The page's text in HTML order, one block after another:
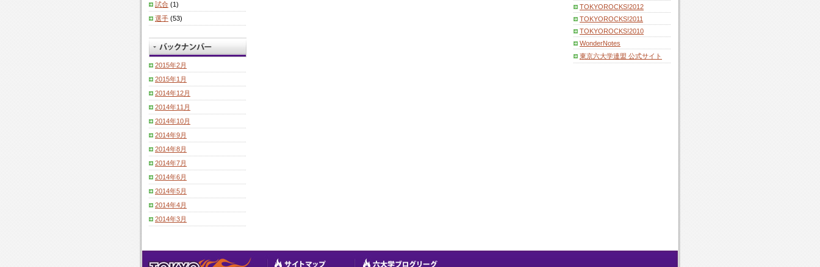
TOKYOROCKS!2012
TOKYOROCKS!2011
TOKYOROCKS!2010
WonderNotes
東京六大学連盟 公式サイト
試合 (1)
選手 (53)
2015年2月
2015年1月
2014年12月
2014年11月
2014年10月
2014年9月
2014年8月
2014年7月
2014年6月
2014年5月
2014年4月
2014年3月